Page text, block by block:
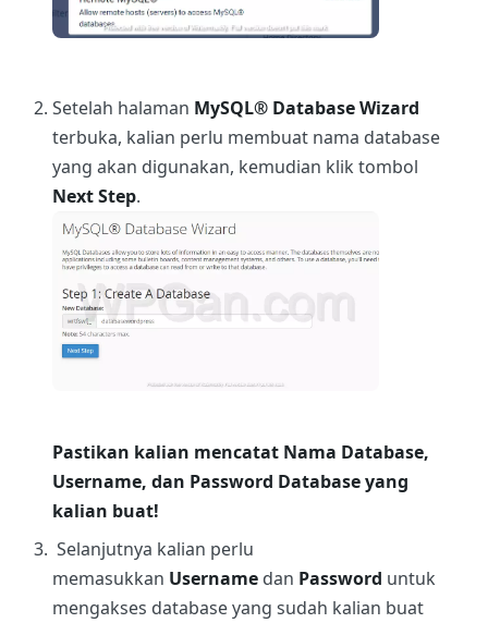
Setelah halaman MySQL® Database Wizard
terbuka, kalian perlu membuat nama database
yang akan digunakan, kemudian klik tombol
Next Step.
Pastikan kalian mencatat Nama Database,
Username, dan Password Database yang
kalian buat!
Selanjutnya kalian perlu
memasukkan Username dan Password untuk
mengakses database yang sudah kalian buat